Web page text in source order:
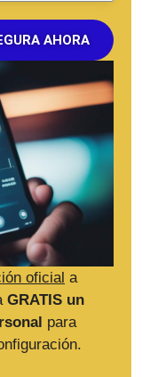
oficial a
GRATIS un
para
AHORA